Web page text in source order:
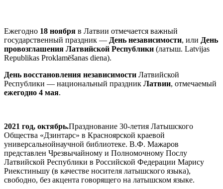
Ежегодно 18 ноября в Латвии отмечается важный
государственный праздник — День независимости, или День
провозглашения Латвийской Республики (латыш. Latvijas
Republikas Proklamēšanas diena).
День восстановления независимости Латвийской
Республики — национальный праздник Латвии, отмечаемый
ежегодно 4 мая.
2021 год, октябрь.Празднование 30-летия Латышского
Общества «Дзинтарс» в Красноярской краевой
универсальнойнаучной библиотеке. В.Ф. Мажаров
представлен Чрезвычайному и Полномочному Послу
Латвийской Республики в Российской Федерации Марису
Риекстиньшу (в качестве носителя латышского языка),
свободно, без акцента говорящего на латышском языке.